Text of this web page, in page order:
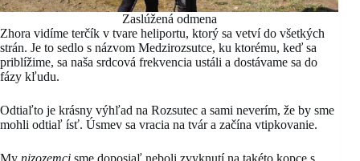
Zaslúžená odmena
Zhora vidíme terčík v tvare heliportu, ktorý sa vetví do všetkých
strán. Je to sedlo s názvom Medzirozsutce, ku ktorému, keď sa
priblížime, sa naša srdcová frekvencia ustáli a dostávame sa do
fázy kľudu.
Odtiaľto je krásny výhľad na Rozsutec a sami neverím, že by sme
mohli odtiaľ ísť. Úsmev sa vracia na tvár a začína vtipkovanie.
My nizozemci sme doposiaľ neboli zvyknutí na takéto kopce s